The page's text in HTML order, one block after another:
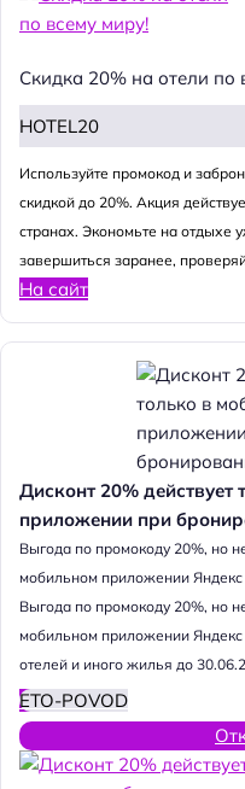
Скидка 20% на отели по
HOTEL20
Используйте промокод и
скидкой до 20%. Акция
странах. Экономьте на отдыхе
завершиться заранее,
На сайт
Дисконт 20% действует
приложении при
Выгода по промокоду 20%, но
мобильном приложении Яндекс
Выгода по промокоду 20%, но
мобильном приложении
отелей и иного жилья до
ETO-POVOD